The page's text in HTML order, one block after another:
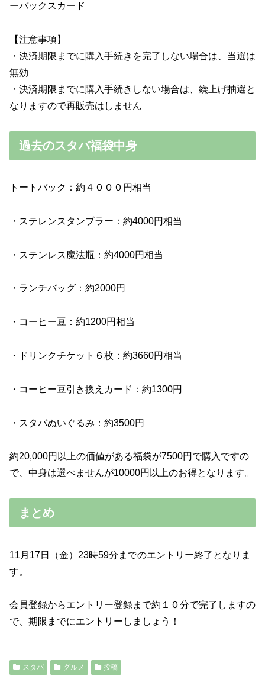
ーバックスカード
【注意事項】
・決済期限までに購入手続きを完了しない場合は、当選は
無効
・決済期限までに購入手続きしない場合は、繰上げ抽選と
なりますので再販売はしません
過去のスタバ福袋中身
トートバック：約４０００円相当
・ステレンスタンブラー：約4000円相当
・ステンレス魔法瓶：約4000円相当
・ランチバッグ：約2000円
・コーヒー豆：約1200円相当
・ドリンクチケット６枚：約3660円相当
・コーヒー豆引き換えカード：約1300円
・スタバぬいぐるみ：約3500円
約20,000円以上の価値がある福袋が7500円で購入ですの
で、中身は選べませんが10000円以上のお得となります。
まとめ
11月17日（金）23時59分までのエントリー終了となりま
す。
会員登録からエントリー登録まで約１０分で完了しますの
で、期限までにエントリーしましょう！
スタバ グルメ 投稿